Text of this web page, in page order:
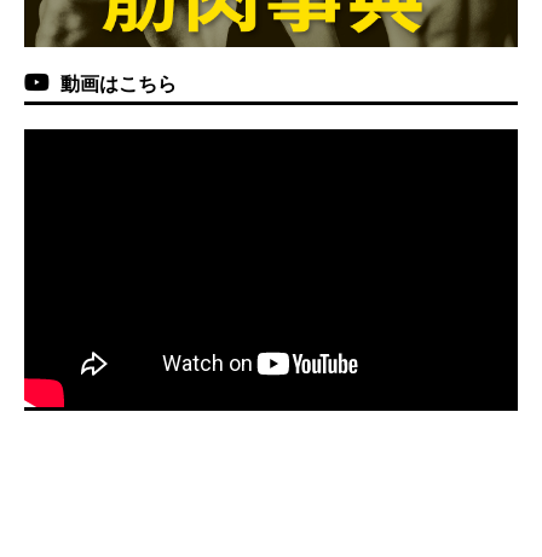
動画はこちら